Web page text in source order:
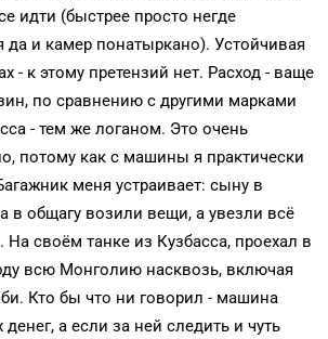
идти (быстрее просто негде
да и камер понатыркано). Устойчивая
- к этому претензий нет. Расход - ваще
по сравнению с другими марками
- тем же логаном. Это очень
потому как с машины я практически
меня устраивает: сыну в
в общагу возили вещи, а увезли всё
На своём танке из Кузбасса, проехал в
всю Монголию насквозь, включая
Кто бы что ни говорил - машина
денег, а если за ней следить и чуть